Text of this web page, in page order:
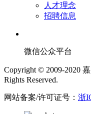
人才理念
招聘信息
微信公众平台
Copyright © 2009-2020
Rights Reserved.
网站备案/许可证号： 浙